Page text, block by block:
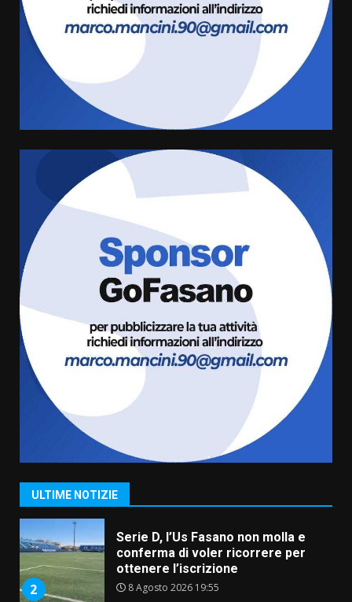
ULTIME NOTIZIE
Savelletri in festa, domani sera
grande spettacolo con Uccio De
Santis
Sostenibile: premiati gli studenti
universitari del bando “La strada
giusta”
8 Agosto 2026 07:15
“I Contestatori: Musica di
Rivoluzione”: nuovo
appuntamento con “Fasano in
Banda”
7 Agosto 2026 06:05
US Fasano, Scianaro: “Profonda
amarezza per esclusione dal
campionato di calcio”
7 Agosto 2026 06:00
1
Grande successo per la “Sagra
del Pesce Spada” a Savelletri
9 Agosto 2026 07:32
2
Serie D, l’Us Fasano non molla e
conferma di voler ricorrere per
ottenere l’iscrizione
8 Agosto 2026 19:55